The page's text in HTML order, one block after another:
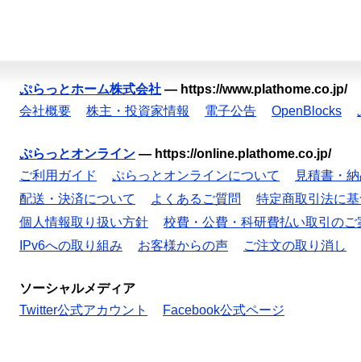
ぷらっとホーム株式会社 — https://www.plathome.co.jp/
会社概要
株主・投資家情報 電子公告 OpenBlocks
ぷらっとオンライン — https://online.plathome.co.jp/
ご利用ガイド
ぷらっとオンラインについて
見積書・
配送・決済について
よくあるご質問
特定商取引法に
個人情報取り扱い方針
校費・公費・科研費払い取引のご
IPv6への取り組み
お客様からの声 ご注文の取り消し
ソーシャルメディア
Twitter公式アカウント
Facebook公式ページ